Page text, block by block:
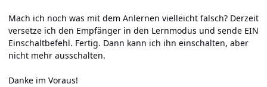
Mach ich noch was mit dem Anlernen vielleicht falsch? Derzeit
versetze ich den Empfänger in den Lernmodus und sende EIN
Einschaltbefehl. Fertig. Dann kann ich ihn einschalten, aber
nicht mehr ausschalten.
Danke im Voraus!